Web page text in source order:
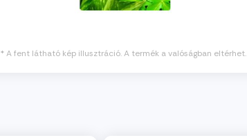
* A fent látható kép illusztráció. A termék a valóságban eltérhet.